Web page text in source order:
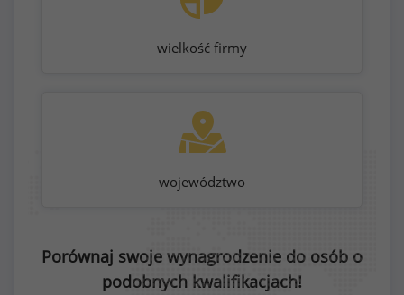
wielkość firmy
województwo
Porównaj swoje wynagrodzenie do osób o
podobnych kwalifikacjach!